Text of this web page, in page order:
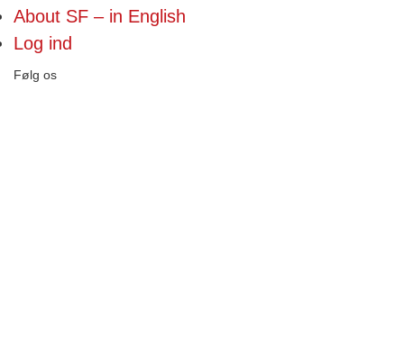
About SF – in English
Log ind
Følg os